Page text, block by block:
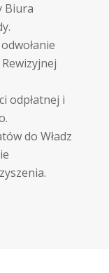
Biura
odpłatnej i
do Władz